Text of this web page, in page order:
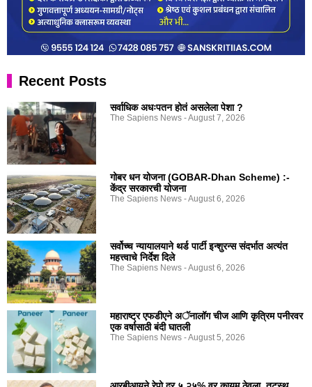
Recent Posts
सर्वाधिक अधःपतन होतं असलेला पेशा ?
The Sapiens News August 7, 2026
गोबर धन योजना (GOBAR-Dhan Scheme) :-
केंद्र सरकारची योजना
The Sapiens News August 6, 2026
सर्वोच्च न्यायालयाने थर्ड पार्टी इन्शुरन्स संदर्भात अत्यंत
महत्त्वाचे निर्देश दिले
The Sapiens News August 6, 2026
महाराष्ट्र एफडीएने अॅनालॉग चीज आणि कृत्रिम पनीरवर
एक वर्षासाठी बंदी घातली
The Sapiens News August 5, 2026